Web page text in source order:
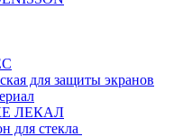
для защиты экранов
ЛЕКАЛ
для стекла